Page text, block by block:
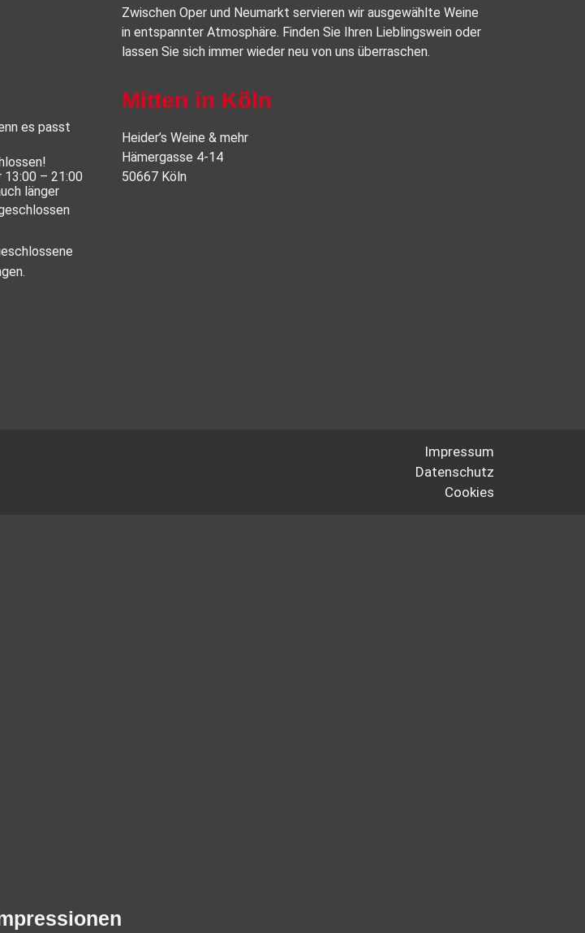
es passt
– 21:00
länger
Zwischen Oper und Neumarkt servieren wir ausgewählte Weine
in entspannter Atmosphäre. Finden Sie Ihren Lieblingswein oder
lassen Sie sich immer wieder neu von uns überraschen.
Mitten in Köln
Heider’s Weine & mehr
Hämergasse 4-14
50667 Köln
Impressum
Datenschutz
Cookies